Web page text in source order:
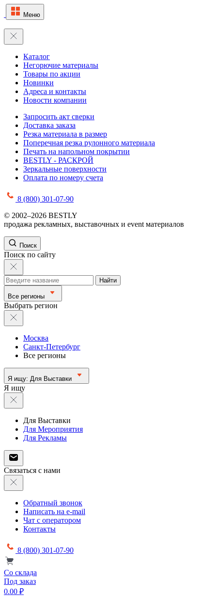
Меню
Каталог
Негорючие материалы
Товары по акции
Новинки
Адреса и контакты
Новости компании
Запросить акт сверки
Доставка заказа
Резка материала в размер
Поперечная резка рулонного материала
Печать на напольном покрытии
BESTLY - РАСКРОЙ
Зеркальные поверхности
Оплата по номеру счета
8 (800) 301-07-90
© 2002–2026 BESTLY
продажа рекламных, выставочных и event материалов
Поиск
Поиск по сайту
Найти
Все регионы
Выбрать регион
Москва
Санкт-Петербург
Все регионы
Я ищу: Для Выставки
Я ищу
Для Выставки
Для Мероприятия
Для Рекламы
Связаться с нами
Обратный звонок
Написать на e-mail
Чат с оператором
Контакты
8 (800) 301-07-90
Со склада
Под заказ
0.00 ₽